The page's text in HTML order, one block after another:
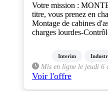
Votre mission :
titre, vous prenez en
Montage de cabines
charges lourdes-
Interim
Mis en ligne le jeudi 6
Voir l'offre